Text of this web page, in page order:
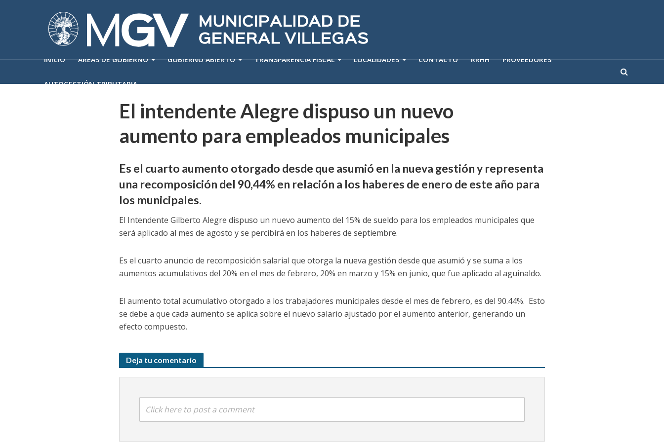
INICIO ÁREAS DE GOBIERNO GOBIERNO ABIERTO TRANSPARENCIA FISCAL LOCALIDADES CONTACTO RRHH PROVEEDORES
AUTOGESTIÓN TRIBUTARIA
El intendente Alegre dispuso un nuevo
aumento para empleados municipales
Es el cuarto aumento otorgado desde que asumió en la nueva gestión y representa
una recomposición del 90,44% en relación a los haberes de enero de este año para
los municipales.
El Intendente Gilberto Alegre dispuso un nuevo aumento del 15% de sueldo para los empleados municipales que
será aplicado al mes de agosto y se percibirá en los haberes de septiembre.
Es el cuarto anuncio de recomposición salarial que otorga la nueva gestión desde que asumió y se suma a los
aumentos acumulativos del 20% en el mes de febrero, 20% en marzo y 15% en junio, que fue aplicado al aguinaldo.
El aumento total acumulativo otorgado a los trabajadores municipales desde el mes de febrero, es del 90.44%. Esto
se debe a que cada aumento se aplica sobre el nuevo salario ajustado por el aumento anterior, generando un
efecto compuesto.
Deja tu comentario
Click here to post a comment